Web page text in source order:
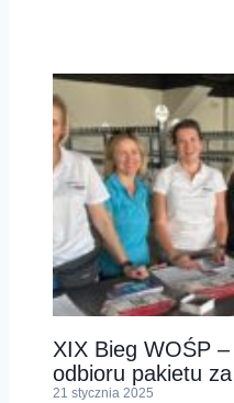
XIX Bieg WOŚP
odbioru pakietu
21 stycznia 2025